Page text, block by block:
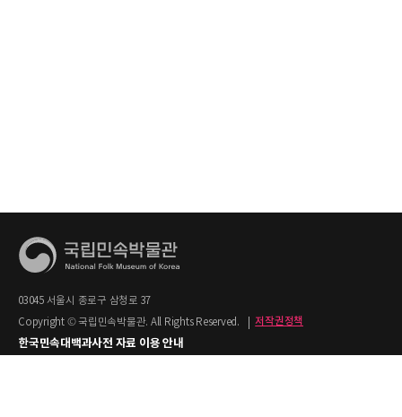
03045 서울시 종로구 삼청로 37
Copyright © 국립민속박물관. All Rights Reserved.
저작권정책
한국민속대백과사전 자료 이용 안내